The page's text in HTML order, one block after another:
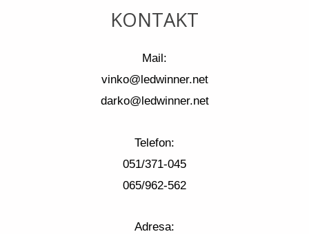
KONTAKT
Mail:
vinko@ledwinner.net
darko@ledwinner.net
Telefon:
051/371-045
065/962-562
Adresa: